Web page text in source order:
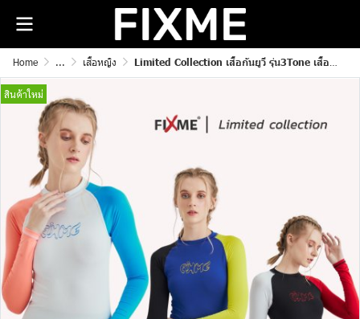
Home ... เสื้อหญิง Limited Collection เสื้อกันยูวี รุ่น3Tone เสื้อแขนยาววิ่ง เสื้อดำน้ำ
สินค้าใหม่